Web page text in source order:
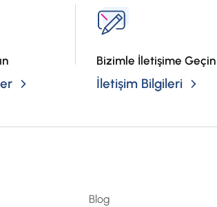
Bizimle İletişime Geçin
İletişim Bilgileri
Blog